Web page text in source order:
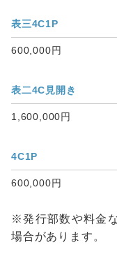
表三4C1P
600,000円
表二4C見開き
1,600,000円
4C1P
600,000円
※発行部数や料金
場合があります。